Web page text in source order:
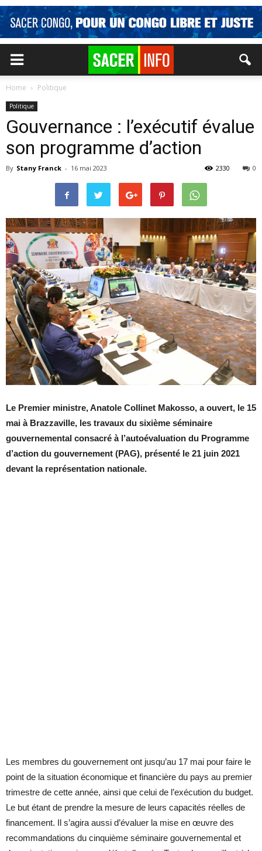
Home Politique
Politique
Gouvernance : l’exécutif évalue
son programme d’action
By Stany Franck - 16 mai 2023 0
2330
Le Premier ministre, Anatole Collinet Makosso, a ouvert, le 15
mai à Brazzaville, les travaux du sixième séminaire
gouvernemental consacré à l’autoévaluation du Programme
d’action du gouvernement (PAG), présenté le 21 juin 2021
devant la représentation nationale.
Les membres du gouvernement ont jusqu’au 17 mai pour faire le
point de la situation économique et financière du pays au premier
trimestre de cette année, ainsi que celui de l’exécution du budget.
Le but étant de prendre la mesure de leurs capacités réelles de
financement. Il s’agira aussi d’évaluer la mise en œuvre des
recommandations du cinquième séminaire gouvernemental et